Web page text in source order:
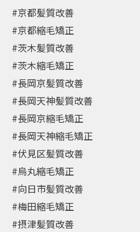
#京都髪質改善
#京都縮毛矯正
#茨木髪質改善
#茨木縮毛矯正
#長岡京髪質改善
#長岡天神髪質改善
#長岡京縮毛矯正
#長岡天神縮毛矯正
#伏見区髪質改善
#烏丸縮毛矯正
#向日市髪質改善
#梅田縮毛矯正
#摂津髪質改善